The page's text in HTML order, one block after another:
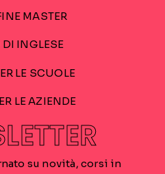
MASTER
INGLESE
LE SCUOLE
LE AZIENDE
su novità, corsi in